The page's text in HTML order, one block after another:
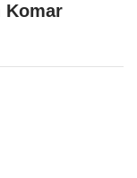
Komar